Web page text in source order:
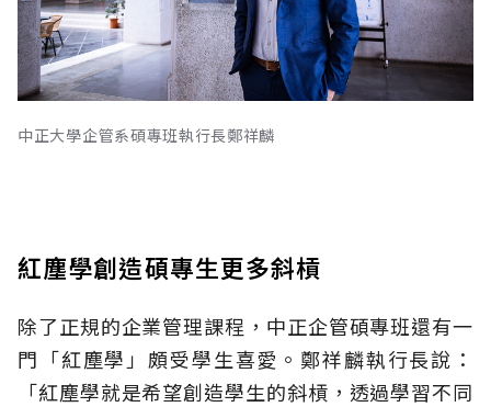
中正大學企管系碩專班執行長鄭祥麟
紅塵學創造碩專生更多斜槓
除了正規的企業管理課程，中正企管碩專班還有一
門「紅塵學」頗受學生喜愛。鄭祥麟執行長說：
「紅塵學就是希望創造學生的斜槓，透過學習不同